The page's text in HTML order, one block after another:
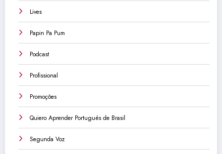
Lives
Papin Pa Pum
Podcast
Profissional
Promoções
Quiero Aprender Portugués de Brasil
Segunda Voz